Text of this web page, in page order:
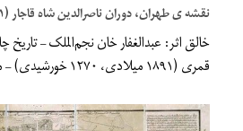
نقشه ی طهران، دوران ناصرالدین شاه قاجار (۱۸۹۱ میلادی)
قمری (۱۸۹۱ میلادی، ۱۲۷۰ خورشیدی) – منبع: